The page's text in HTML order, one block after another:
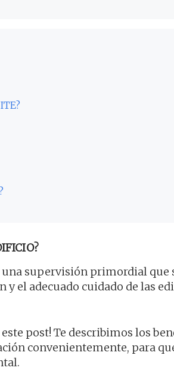
una supervisión primordial que
el adecuado cuidado de las
post! Te describimos los
convenientemente, para